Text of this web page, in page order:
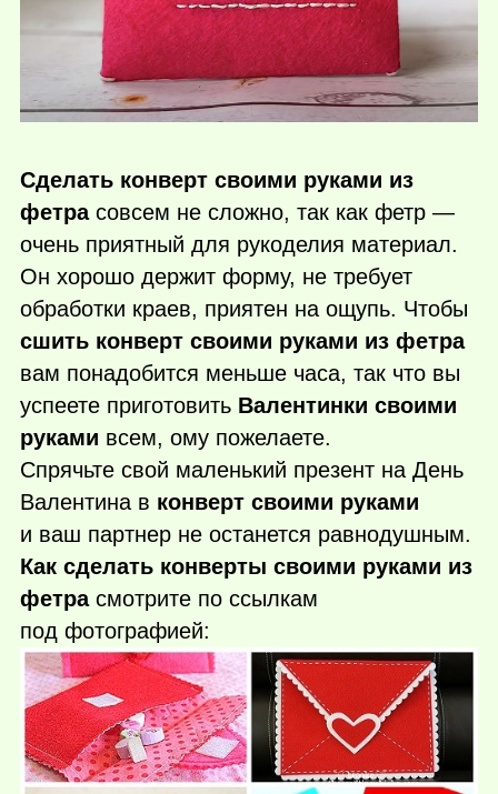
Сделать конверт своими руками из
фетрасовсем не сложно, так как фетр —
очень приятный для рукоделия материал.
Он хорошо держит форму, не требует
обработки краев, приятен на ощупь. Чтобы
сшить конверт своими руками из фетра
вам понадобится меньше часа, так что вы
успеете приготовить Валентинки своими
руками всем, ому пожелаете.
Спрячьте свой маленький презент на День
Валентина в конверт своими руками
и ваш партнер не останется равнодушным.
Как сделать конверты своими руками из
фетрасмотрите по ссылкам
под фотографией: